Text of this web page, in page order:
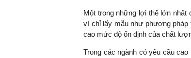
Một trong những lợi thế lớn nhất
vì chỉ lấy mẫu như phương pháp
cao mức độ ổn định của chất
Trong các ngành có yêu cầu
TS. Nguyễn
Viện Kinh tế